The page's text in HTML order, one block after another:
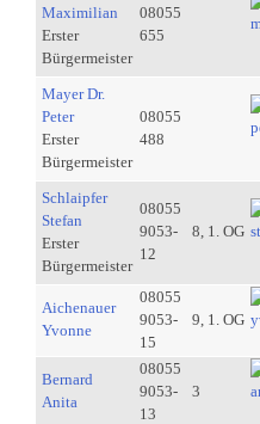
Maximilian
Erster
Bürgermeister
08055
655
Mayer Dr.
Peter
Erster
Bürgermeister
08055
488
Schlaipfer
Stefan
Erster
Bürgermeister
08055
9053-
12
8, 1. OG
Aichenauer
Yvonne
08055
9053-
15
9, 1. OG
Bernard
Anita
08055
9053-
13
3